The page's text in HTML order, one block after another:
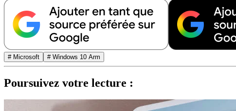
# Microsoft # Windows 10 Arm
Poursuivez votre lecture :